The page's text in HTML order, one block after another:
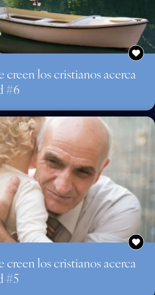
creen los cristianos acerca
#6
creen los cristianos acerca
#5